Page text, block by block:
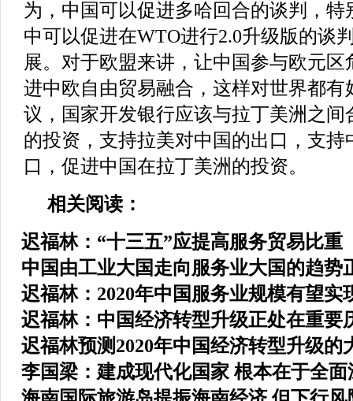
为，中国可以促进多哈回合的谈判，
中可以促进在WTO进行2.0升级版的谈
展。对于欧盟来讲，让中国参与欧元
进中欧自由贸易融合，这样对世界都有
议，国家开发银行应该与拉丁美洲之间
的投资，支持拉美对中国的出口，支
口，促进中国在拉丁美洲的投资。
相关阅读：
迟福林：“十三五”应提高服务贸易比重
中国由工业大国走向服务业大国的趋势
迟福林：2020年中国服务业规模有望实
迟福林：中国经济转型升级正处在重要
迟福林预测2020年中国经济转型升级的
李国梁：建成现代化国家 根本在于全面